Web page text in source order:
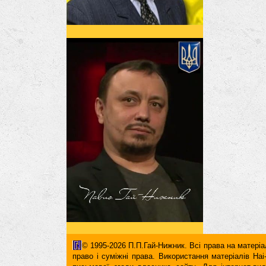
© 1995-2026 П.П.Гай-Нижник. Всі права на
право і суміжні права. Використання матерiалiв
письмової згоди власника сайту. Для iнтернет-
гіперпосилання повинні міститися виключно в